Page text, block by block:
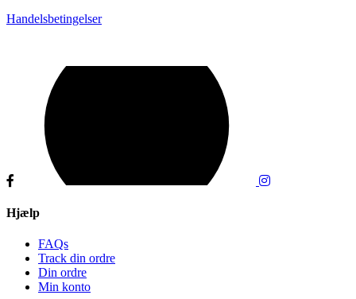
Handelsbetingelser
Hjælp
FAQs
Track din ordre
Din ordre
Min konto